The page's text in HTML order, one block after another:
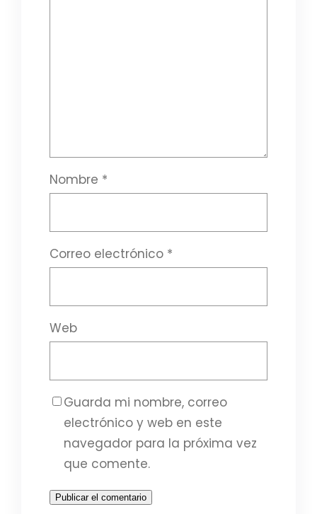
Nombre *
Correo electrónico *
Web
Guarda mi nombre, correo
electrónico y web en este
navegador para la próxima vez
que comente.